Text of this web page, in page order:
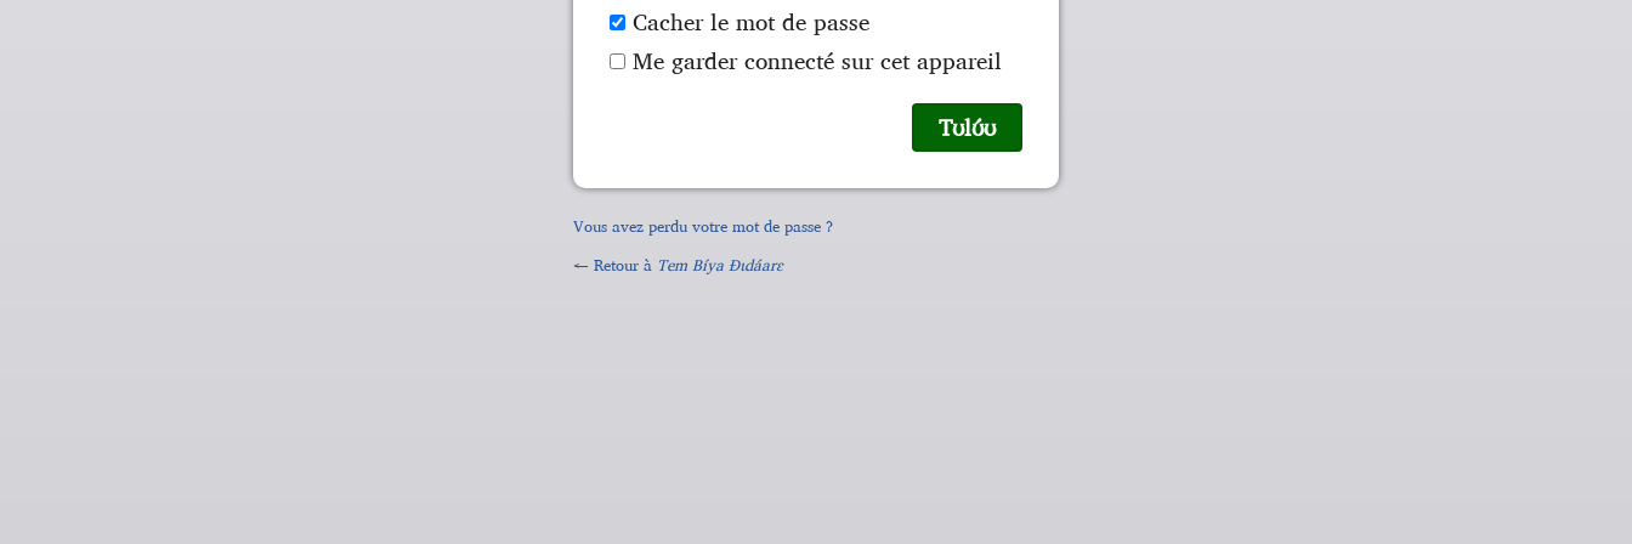
Cacher le mot de passe
Me garder connecté sur cet appareil
Vous avez perdu votre mot de passe ?
← Retour à Tem Bíya Ɖɩdáarɛ